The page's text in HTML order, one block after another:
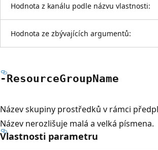
Hodnota z kanálu podle názvu vlastnosti:
Hodnota ze zbývajících argumentů:
-ResourceGroupName
Název skupiny prostředků v rámci
Název nerozlišuje malá a velká písmena.
Vlastnosti parametru